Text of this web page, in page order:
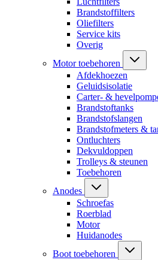
Brandstoffilters
Oliefilters
Service kits
Overig
Motor toebehoren
Afdekhoezen
Geluidsisolatie
Carter- &
Brandstoftanks
Brandstofslangen
Brandstofmeters &
Ontluchters
Dekvuldoppen
Trolleys & steunen
Toebehoren
Anodes
Schroefas
Roerblad
Motor
Huidanodes
Boot toebehoren